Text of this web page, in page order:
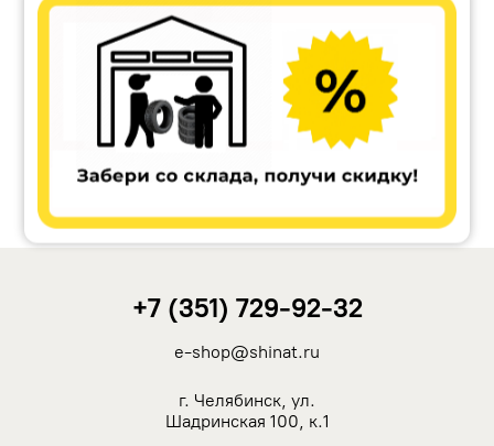
Remain
+7 (351) 729-92-32
e-shop@shinat.ru
г. Челябинск, ул.
Шадринская 100, к.1